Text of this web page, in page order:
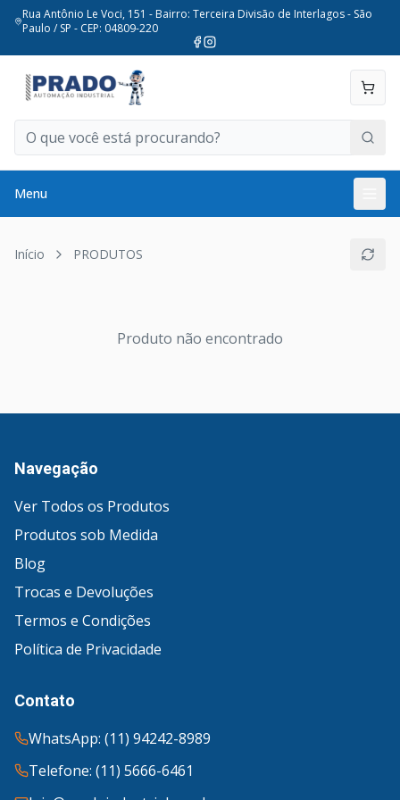
Rua Antônio Le Voci, 151 - Bairro: Terceira Divisão de Interlagos - São
Paulo / SP - CEP: 04809-220
Menu
Início PRODUTOS
Produto não encontrado
Navegação
Ver Todos os Produtos
Produtos sob Medida
Blog
Trocas e Devoluções
Termos e Condições
Política de Privacidade
Contato
WhatsApp: (11) 94242-8989
Telefone: (11) 5666-6461